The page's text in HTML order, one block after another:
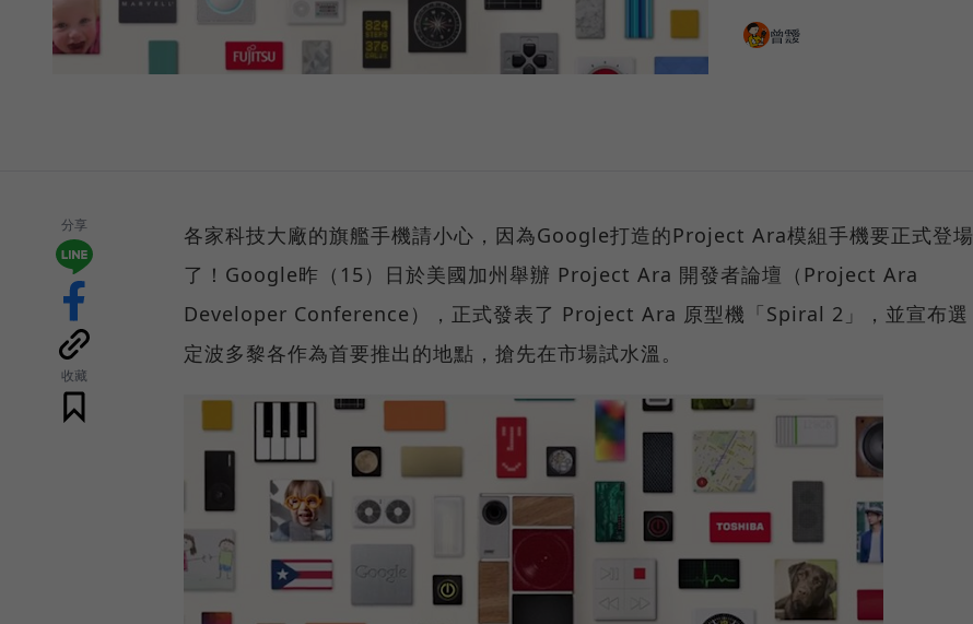
曾靉
分享
收藏
各家科技大廠的旗艦手機請小心，因為Google打造的Project Ara模組手機要正式登場
了！Google昨（15）日於美國加州舉辦 Project Ara 開發者論壇（Project Ara
Developer Conference），正式發表了 Project Ara 原型機「Spiral 2」，並宣布選
定波多黎各作為首要推出的地點，搶先在市場試水溫。